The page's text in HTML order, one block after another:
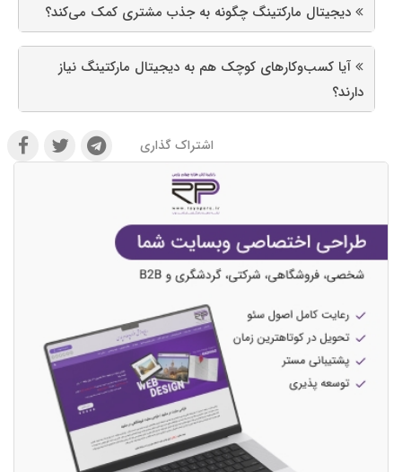
دیجیتال مارکتینگ چگونه به جذب مشتری کمک می‌کند؟
آیا کسب‌وکارهای کوچک هم به دیجیتال مارکتینگ نیاز
دارند؟
اشتراک گذاری